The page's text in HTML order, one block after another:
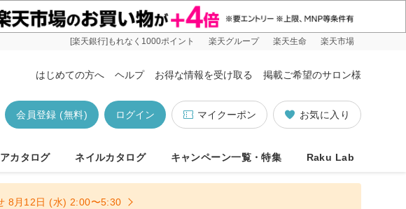
[楽天銀行]もれなく1000ポイント 楽天グループ 楽天生命 楽天市場
はじめての方へ ヘルプ お得な情報を受け取る 掲載ご希望のサロン様
お気に入り
マイクーポン
ログイン
会員登録 (無料)
カタログ ネイルカタログ キャンペーン一覧・特集 Raku Lab
8月12日 (水) 2:00〜5:30